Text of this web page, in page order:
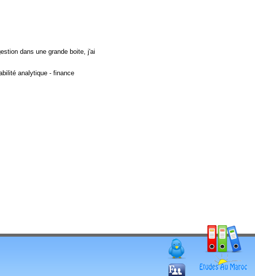
dans une grande boite, j'ai
analytique - finance